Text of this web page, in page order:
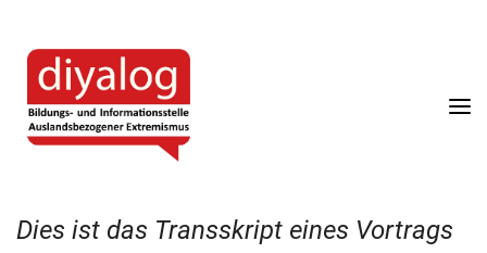
Dies ist das Transskript eines Vortrags
Aktuelles
Jugendarbeit
Türkischer Linksextremismus
Strukturen und Zahlen
Türkischer Ultranationalismus
Strukturen und Zahlen
Ideologie
Strukturen und Zahlen
Türkischer Extremismus
Kurdischer Extremismus
Radikalisierung & Junge Menschen
diyalog – Projektflyer